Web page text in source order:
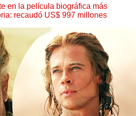
en la película biográfica más
recaudó US$ 997 millones